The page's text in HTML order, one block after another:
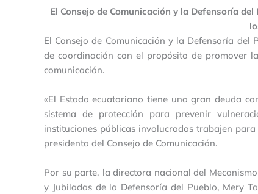
El Consejo de Comunicación y la Defensoría
El Consejo de Comunicación y la Defensoría del
de coordinación con el propósito de promover
comunicación.
«El Estado ecuatoriano tiene una gran deuda
sistema de protección para prevenir
instituciones públicas involucradas trabajen
presidenta del Consejo de Comunicación.
Por su parte, la directora nacional del
y Jubiladas de la Defensoría del Pueblo, Mery